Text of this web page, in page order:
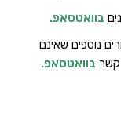
בוואטסאפ.
נוספים שאינם
קשר בוואטסאפ.